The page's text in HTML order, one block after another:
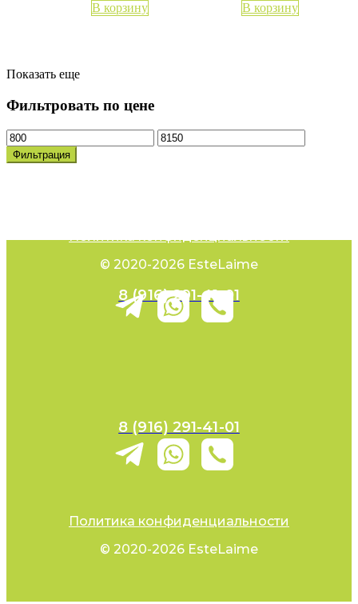
В корзину
В корзину
Показать еще
Фильтровать по цене
Минимальная
цена
Максимальная
цена
Фильтрация
© 2020-2026 EsteLaime
8 (916) 291-41-01
8 (916) 291-41-01
Политика конфиденциальности
© 2020-2026 EsteLaime